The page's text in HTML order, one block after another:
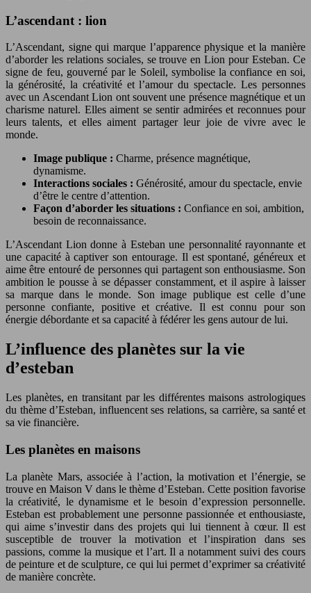
L’ascendant : lion
L’Ascendant, signe qui marque l’apparence physique et la manière
d’aborder les relations sociales, se trouve en Lion pour Esteban. Ce
signe de feu, gouverné par le Soleil, symbolise la confiance en soi,
la générosité, la créativité et l’amour du spectacle. Les personnes
avec un Ascendant Lion ont souvent une présence magnétique et un
charisme naturel. Elles aiment se sentir admirées et reconnues pour
leurs talents, et elles aiment partager leur joie de vivre avec le
monde.
Image publique : Charme, présence magnétique,
dynamisme.
Interactions sociales : Générosité, amour du spectacle, envie
d’être le centre d’attention.
Façon d’aborder les situations : Confiance en soi, ambition,
besoin de reconnaissance.
L’Ascendant Lion donne à Esteban une personnalité rayonnante et
une capacité à captiver son entourage. Il est spontané, généreux et
aime être entouré de personnes qui partagent son enthousiasme. Son
ambition le pousse à se dépasser constamment, et il aspire à laisser
sa marque dans le monde. Son image publique est celle d’une
personne confiante, positive et créative. Il est connu pour son
énergie débordante et sa capacité à fédérer les gens autour de lui.
L’influence des planètes sur la vie
d’esteban
Les planètes, en transitant par les différentes maisons astrologiques
du thème d’Esteban, influencent ses relations, sa carrière, sa santé et
sa vie financière.
Les planètes en maisons
La planète Mars, associée à l’action, la motivation et l’énergie, se
trouve en Maison V dans le thème d’Esteban. Cette position favorise
la créativité, le dynamisme et le besoin d’expression personnelle.
Esteban est probablement une personne passionnée et enthousiaste,
qui aime s’investir dans des projets qui lui tiennent à cœur. Il est
susceptible de trouver la motivation et l’inspiration dans ses
passions, comme la musique et l’art. Il a notamment suivi des cours
de peinture et de sculpture, ce qui lui permet d’exprimer sa créativité
de manière concrète.